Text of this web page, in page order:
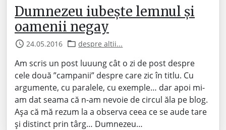
Dumnezeu iubește lemnul și
oamenii negay
24.05.2016 despre altii...
Am scris un post luuung cât o zi de post despre
cele două ”campanii” despre care zic în titlu. Cu
argumente, cu paralele, cu exemple… dar apoi mi-
am dat seama că n-am nevoie de circul ăla pe blog.
Așa că mă rezum la a observa ceea ce se aude tare
și distinct prin târg… Dumnezeu…